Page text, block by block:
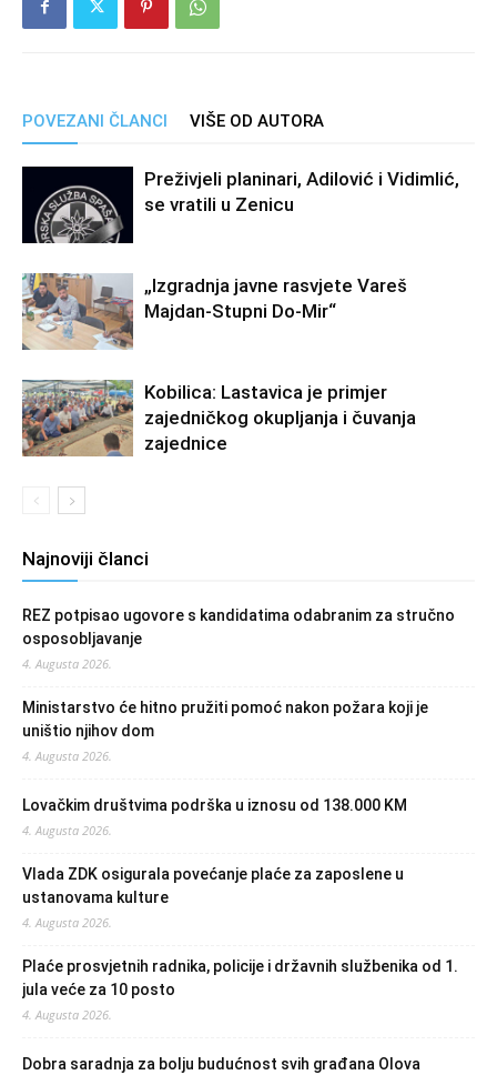
POVEZANI ČLANCI VIŠE OD AUTORA
Preživjeli planinari, Adilović i Vidimlić,
se vratili u Zenicu
„Izgradnja javne rasvjete Vareš
Majdan-Stupni Do-Mir“
Kobilica: Lastavica je primjer
zajedničkog okupljanja i čuvanja
zajednice
Najnoviji članci
REZ potpisao ugovore s kandidatima odabranim za stručno
osposobljavanje
4. Augusta 2026.
Ministarstvo će hitno pružiti pomoć nakon požara koji je
uništio njihov dom
4. Augusta 2026.
Lovačkim društvima podrška u iznosu od 138.000 KM
4. Augusta 2026.
Vlada ZDK osigurala povećanje plaće za zaposlene u
ustanovama kulture
4. Augusta 2026.
Plaće prosvjetnih radnika, policije i državnih službenika od 1.
jula veće za 10 posto
4. Augusta 2026.
Dobra saradnja za bolju budućnost svih građana Olova